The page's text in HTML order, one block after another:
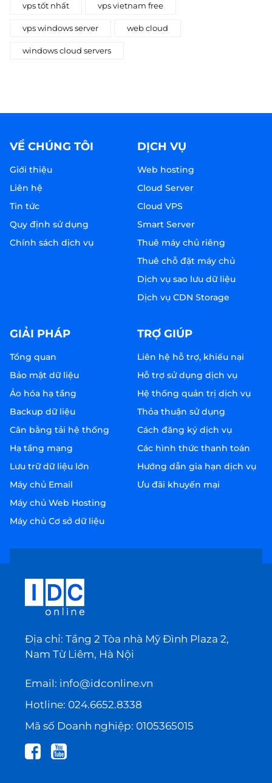
vps tốt nhất vps vietnam free
vps windows server web cloud
windows cloud servers
VỀ CHÚNG TÔI
Giới thiệu
Liên hệ
Tin tức
Quy định sử dụng
Chính sách dịch vụ
DỊCH VỤ
Web hosting
Cloud Server
Cloud VPS
Smart Server
Thuê máy chủ riêng
Thuê chỗ đặt máy chủ
Dịch vụ sao lưu dữ liệu
Dịch vụ CDN Storage
GIẢI PHÁP
Tổng quan
Bảo mật dữ liệu
Ảo hóa hạ tầng
Backup dữ liệu
Cân bằng tải hệ thống
Hạ tầng mạng
Lưu trữ dữ liệu lớn
Máy chủ Email
Máy chủ Web Hosting
Máy chủ Cơ sở dữ liệu
TRỢ GIÚP
Liên hệ hỗ trợ, khiếu nại
Hỗ trợ sử dụng dịch vụ
Hệ thống quản trị dịch vụ
Thỏa thuận sử dụng
Cách đăng ký dịch vụ
Các hình thức thanh toán
Hướng dẫn gia hạn dịch vụ
Ưu đãi khuyến mại
Địa chỉ: Tầng 2 Tòa nhà Mỹ Đình Plaza 2,
Nam Từ Liêm, Hà Nội
Email: info@idconline.vn
Hotline: 024.6652.8338
Mã số Doanh nghiệp: 0105365015